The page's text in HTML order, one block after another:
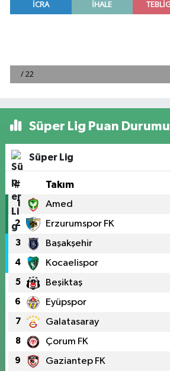
Süper Lig Puan Durumu
Süper Lig
# Takım
1 Amed
2 Erzurumspor FK
3 Başakşehir
4 Kocaelispor
5 Beşiktaş
6 Eyüpspor
7 Galatasaray
8 Çorum FK
9 Gaziantep FK